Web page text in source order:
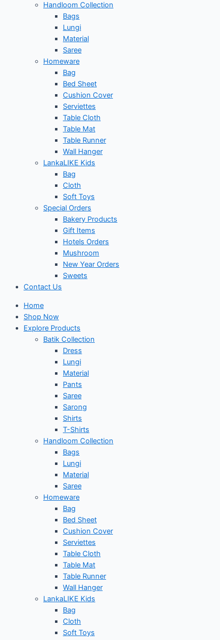
Handloom Collection
Bags
Lungi
Material
Saree
Homeware
Bag
Bed Sheet
Cushion Cover
Serviettes
Table Cloth
Table Mat
Table Runner
Wall Hanger
LankaLIKE Kids
Bag
Cloth
Soft Toys
Special Orders
Bakery Products
Gift Items
Hotels Orders
Mushroom
New Year Orders
Sweets
Contact Us
Home
Shop Now
Explore Products
Batik Collection
Dress
Lungi
Material
Pants
Saree
Sarong
Shirts
T-Shirts
Handloom Collection
Bags
Lungi
Material
Saree
Homeware
Bag
Bed Sheet
Cushion Cover
Serviettes
Table Cloth
Table Mat
Table Runner
Wall Hanger
LankaLIKE Kids
Bag
Cloth
Soft Toys